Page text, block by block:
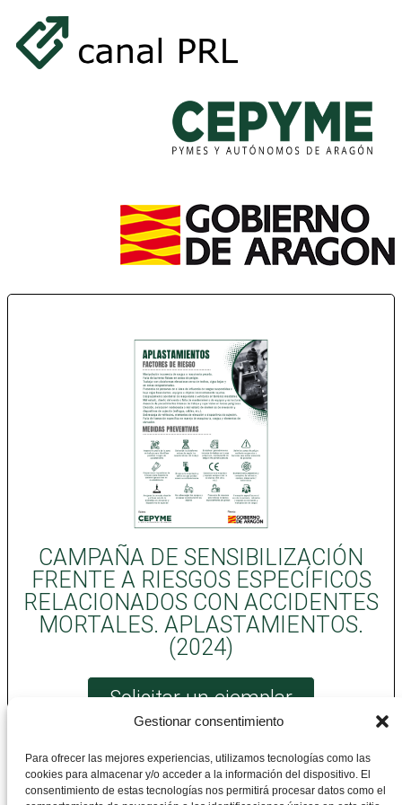
Gestionar consentimiento
Para ofrecer las mejores experiencias, utilizamos tecnologías como las
cookies para almacenar y/o acceder a la información del dispositivo. El
consentimiento de estas tecnologías nos permitirá procesar datos como el
CAMPAÑA DE SENSIBILIZACIÓN
FRENTE A RIESGOS ESPECÍFICOS
RELACIONADOS CON ACCIDENTES
MORTALES. APLASTAMIENTOS.
(2024)
Solicitar un ejemplar